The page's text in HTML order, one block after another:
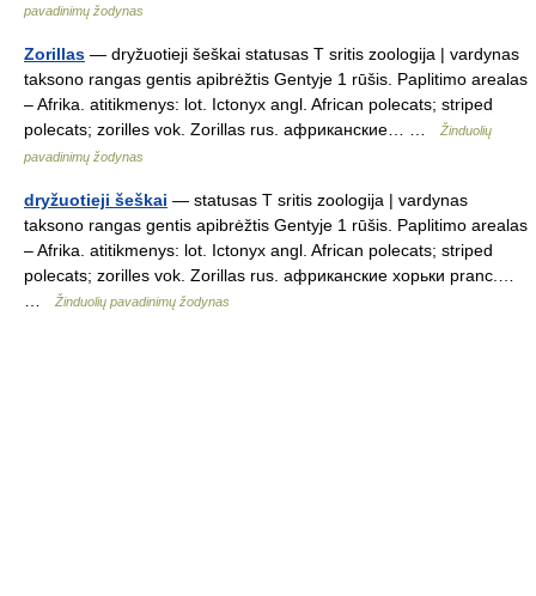
pavadinimų žodynas
Zorillas — dryžuotieji šeškai statusas T sritis zoologija | vardynas
taksono rangas gentis apibrėžtis Gentyje 1 rūšis. Paplitimo arealas
– Afrika. atitikmenys: lot. Ictonyx angl. African polecats; striped
polecats; zorilles vok. Zorillas rus. африканские… …
Žinduolių
pavadinimų žodynas
dryžuotieji šeškai — statusas T sritis zoologija | vardynas
taksono rangas gentis apibrėžtis Gentyje 1 rūšis. Paplitimo arealas
– Afrika. atitikmenys: lot. Ictonyx angl. African polecats; striped
polecats; zorilles vok. Zorillas rus. африканские хорьки pranc.…
Žinduolių pavadinimų žodynas